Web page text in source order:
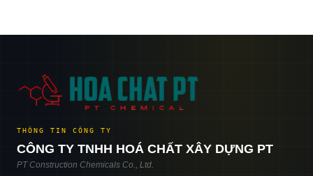
THÔNG TIN CÔNG TY
CÔNG TY TNHH HOÁ CHẤT XÂY DỰNG PT
PT Construction Chemicals Co., Ltd.